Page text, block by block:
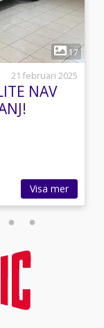
17
21 februari 2025
NAV
Visa mer